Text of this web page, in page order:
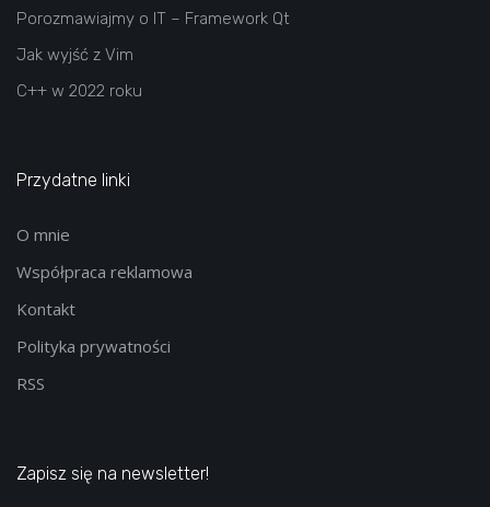
Porozmawiajmy o IT – Framework Qt
Jak wyjść z Vim
C++ w 2022 roku
Przydatne linki
O mnie
Współpraca reklamowa
Kontakt
Polityka prywatności
RSS
Zapisz się na newsletter!